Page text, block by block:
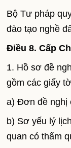
Bộ Tư pháp
đào tạo nghề
Điều 8. Cấp
1. Hồ sơ đề
gồm các giấy
a) Đơn đề nghị
b) Sơ yếu lý
quan có thẩm